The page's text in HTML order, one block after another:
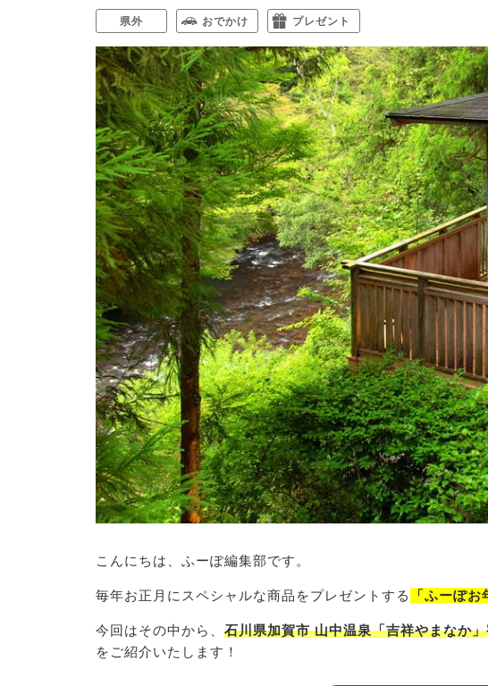
県外 おでかけ プレゼント
こんにちは、ふーぽ編集部です。
毎年お正月にスペシャルな商品をプレゼントする 「ふーぽお
今回はその中から、 石川県加賀市 山中温泉「吉祥やまなか
をご紹介いたします！